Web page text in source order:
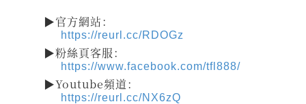
▶官方網站：
https://reurl.cc/RDOGz
▶粉絲頁客服：
https://www.facebook.com/tfl888/
▶Youtube頻道：
https://reurl.cc/NX6zQ